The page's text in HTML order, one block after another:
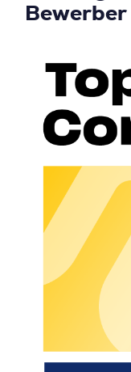
Bewerber